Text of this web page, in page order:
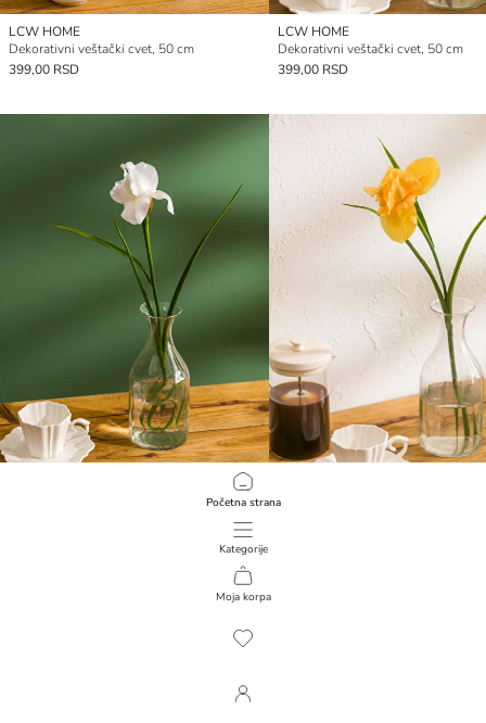
Početna strana
Kategorije
Moja korpa
LCW HOME
Dekorativni veštački cvet, 50 cm
399,00 RSD
LCW HOME
Dekorativni veštački cvet, 50 cm
399,00 RSD
Dekorativni veštački cvet 60 cm